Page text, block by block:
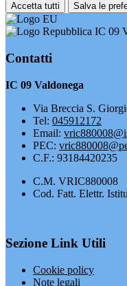
Accetta tutti Salva le
IC 09
Contatti
IC 09 Valdonega
Via Breccia S.
Tel: 045912172
Email:
PEC:
C.F.: 93184420235
C.M. VRIC880008
Cod. Fatt. Elettr.
Sezione Link Utili
Cookie policy
Note legali